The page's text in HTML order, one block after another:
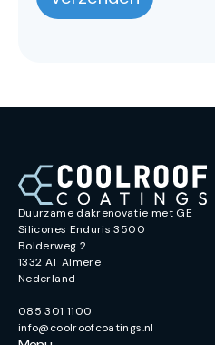
Duurzame dakrenovatie met GE
Silicones Enduris 3500
Bolderweg 2
1332 AT Almere
Nederland
085 301 1100
info@coolroofcoatings.nl